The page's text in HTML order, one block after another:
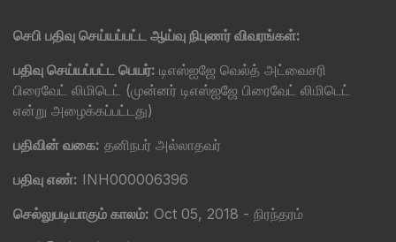
செபி பதிவு செய்யப்பட்ட ஆய்வு நிபுணர் விவரங்கள்:
பதிவு செய்யப்பட்ட பெயர்: டிஎஸ்ஐஜே வெல்த் அட்வைசரி
பிரைவேட் லிமிடெட் (முன்னர் டிஎஸ்ஐஜே பிரைவேட் லிமிடெட்
என்று அழைக்கப்பட்டது)
பதிவின் வகை: தனிநபர் அல்லாதவர்
பதிவு எண்: INH000006396
செல்லுபடியாகும் காலம்: Oct 05, 2018 - நிரந்தரம்